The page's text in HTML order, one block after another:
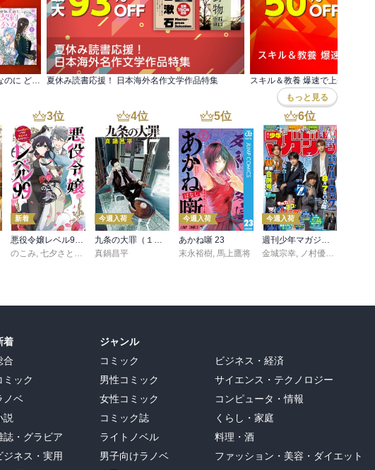
新刊『怪物公爵と契約公女』『政略結婚なのに どうして執着するのですか？』発売！無料&割引など 夏休み読書応援！ 日本海外名作文学作品特集 スキル＆教養 爆速で上げるフェア
もっと見る
,転
3位
新着
のこみ ,七夕さとり Tea
4位
今週入荷
真鍋昌平
5位
今週入荷
あかね噺 23
末永裕樹, 馬上鷹将
6位
今週入荷
金城宗幸
ノ村優介
着
合
ミック
ノベ
説
誌・グラビア
ジネス・実用
ジャンル
コミック
男性コミック
女性コミック
コミック誌
ライトノベル
男子向けラノベ
ビジネス・経済
サイエンス・テクノロジー
コンピュータ・情報
くらし・家庭
料理・酒
ファッション・美容・ダイエット